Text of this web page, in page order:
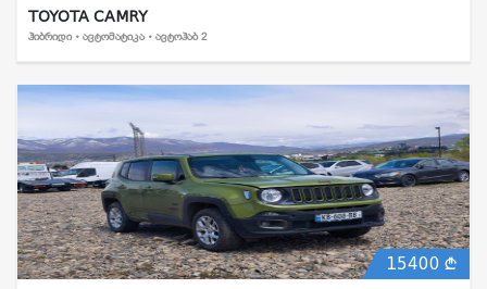
TOYOTA CAMRY
ᲰᲘᲑᲠᲘᲓᲘ • ᲐᲕᲢᲝᲛᲐᲢᲘᲙᲐ • ᲐᲕᲢᲝᲰᲐᲑ 2
15400